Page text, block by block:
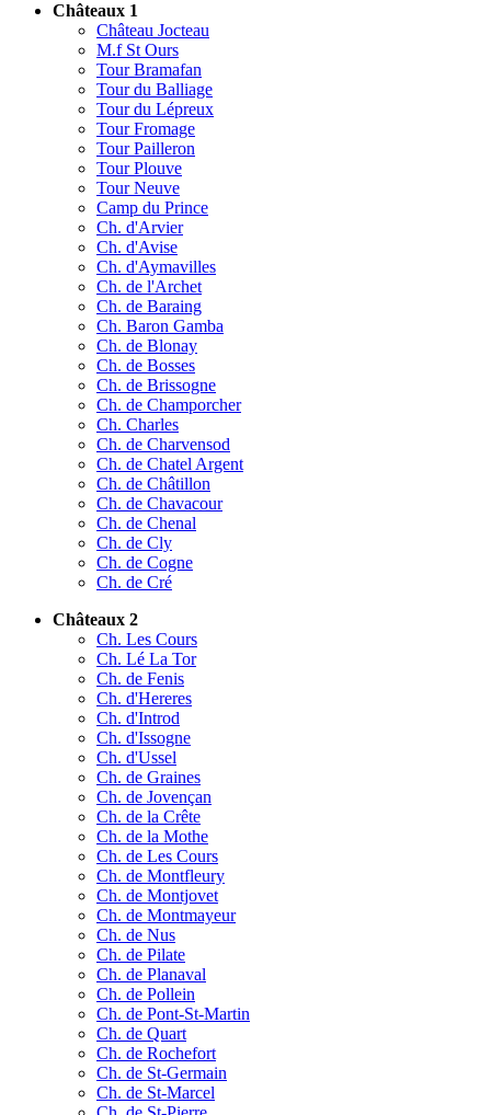
Châteaux 1
Château Jocteau
M.f St Ours
Tour Bramafan
Tour du Balliage
Tour du Lépreux
Tour Fromage
Tour Pailleron
Tour Plouve
Tour Neuve
Camp du Prince
Ch. d'Arvier
Ch. d'Avise
Ch. d'Aymavilles
Ch. de l'Archet
Ch. de Baraing
Ch. Baron Gamba
Ch. de Blonay
Ch. de Bosses
Ch. de Brissogne
Ch. de Champorcher
Ch. Charles
Ch. de Charvensod
Ch. de Chatel Argent
Ch. de Châtillon
Ch. de Chavacour
Ch. de Chenal
Ch. de Cly
Ch. de Cogne
Ch. de Cré
Châteaux 2
Ch. Les Cours
Ch. Lé La Tor
Ch. de Fenis
Ch. d'Hereres
Ch. d'Introd
Ch. d'Issogne
Ch. d'Ussel
Ch. de Graines
Ch. de Jovençan
Ch. de la Crête
Ch. de la Mothe
Ch. de Les Cours
Ch. de Montfleury
Ch. de Montjovet
Ch. de Montmayeur
Ch. de Nus
Ch. de Pilate
Ch. de Planaval
Ch. de Pollein
Ch. de Pont-St-Martin
Ch. de Quart
Ch. de Rochefort
Ch. de St-Germain
Ch. de St-Marcel